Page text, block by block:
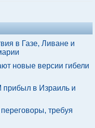
в Газе, Ливане и
новые версии гибели
в Израиль и
требуя